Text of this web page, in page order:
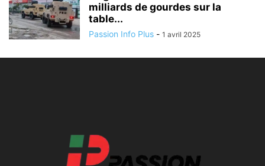
milliards de gourdes sur la
table...
Passion Info Plus - 1 avril 2025